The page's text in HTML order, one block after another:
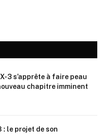
3 s’apprête à faire peau
chapitre imminent
: le projet de son